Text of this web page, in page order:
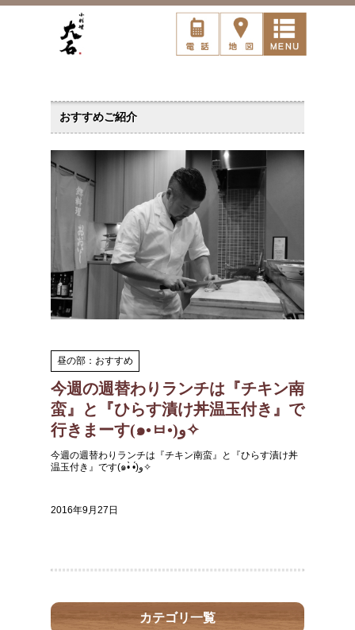
おすすめご紹介
昼の部：おすすめ
今週の週替わりランチは『チキン南
蛮』と『ひらす漬け丼温玉付き』で
行きまーす(๑•ㅂ•)و✧
今週の週替わりランチは『チキン南蛮』と『ひらす漬け丼
温玉付き』です(๑•̀ •́)و✧
2016年9月27日
カテゴリ一覧